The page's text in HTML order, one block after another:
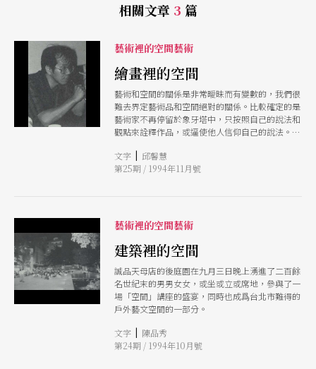
相關文章 3 篇
藝術裡的空間藝術
繪畫裡的空間
藝術和空間的關係是非常曖昧而有變數的，我們很
難去界定藝術品和空間絕對的關係。比較確定的是
藝術家不再停留於象牙塔中，只按照自己的說法和
觀點來詮釋作品，或逼使他人信仰自己的說法。當
眞實，這是廿世紀藝術的新觀念。
文字 | 邱馨慧
第25期 / 1994年11月號
藝術裡的空間藝術
建築裡的空間
誠品天母店的後庭園在九月三日晚上湧進了二百餘
名世紀末的男男女女，或坐或立或席地，參與了一
場「空間」講座的盛宴，同時也成爲台北市難得的
戶外藝文空間的一部分。
文字 | 陳品秀
第24期 / 1994年10月號